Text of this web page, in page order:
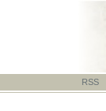
RSS - TISK-